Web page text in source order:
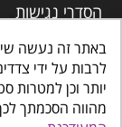
הסדרי נגישות
לרבות על ידי
יותר וכן למטרות
מהווה הסכמתך